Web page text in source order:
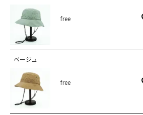
free
ベージュ
free